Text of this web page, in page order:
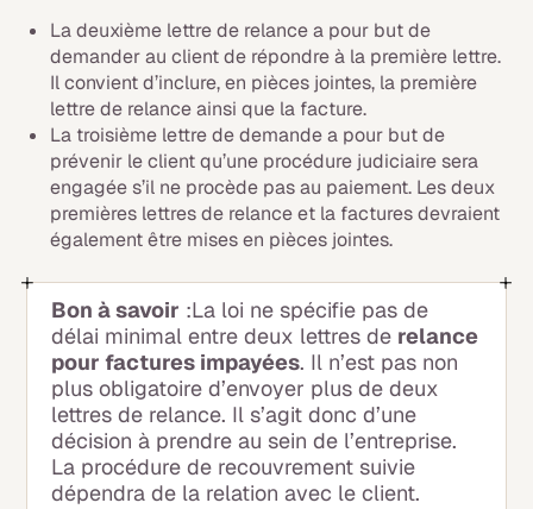
La deuxième lettre de relance a pour but de
demander au client de répondre à la première lettre.
Il convient d’inclure, en pièces jointes, la première
lettre de relance ainsi que la facture.
La troisième lettre de demande a pour but de
prévenir le client qu’une procédure judiciaire sera
engagée s’il ne procède pas au paiement. Les deux
premières lettres de relance et la factures devraient
également être mises en pièces jointes.
Bon à savoir :La loi ne spécifie pas de
délai minimal entre deux lettres de relance
pour factures impayées. Il n’est pas non
plus obligatoire d’envoyer plus de deux
lettres de relance. Il s’agit donc d’une
décision à prendre au sein de l’entreprise.
La procédure de recouvrement suivie
dépendra de la relation avec le client.